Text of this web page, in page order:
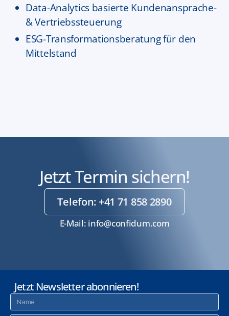
Data-Analytics basierte Kundenansprache-
& Vertriebssteuerung
ESG-Transformationsberatung für den
Mittelstand
Jetzt Termin sichern!
Telefon: +41 71 858 2890
E-Mail: info@confidum.com
Jetzt Newsletter abonnieren!